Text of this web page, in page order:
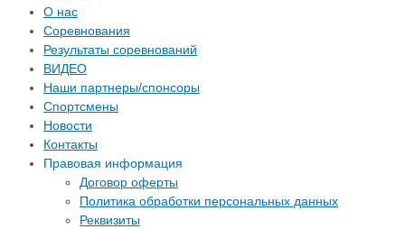
О нас
Соревнования
Результаты соревнований
ВИДЕО
Наши партнеры/спонсоры
Спортсмены
Новости
Контакты
Правовая информация
Договор оферты
Политика обработки персональных данных
Реквизиты